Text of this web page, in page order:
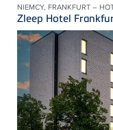
NIEMCY, FRANKFURT –
Zleep Hotel